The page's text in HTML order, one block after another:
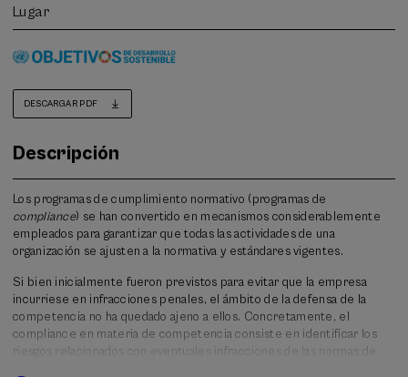
Lugar
DESCARGAR PDF
Descripción
Los programas de cumplimiento normativo (programas de
compliance) se han convertido en mecanismos considerablemente
empleados para garantizar que todas las actividades de una
organización se ajusten a la normativa y estándares vigentes.
Si bien inicialmente fueron previstos para evitar que la empresa
incurriese en infracciones penales, el ámbito de la defensa de la
competencia no ha quedado ajeno a ellos. Concretamente, el
compliance en materia de competencia consiste en identificar los
riesgos relacionados con eventuales infracciones de las normas de